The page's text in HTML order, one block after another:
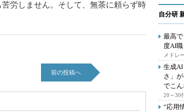
労しません。そして、無茶に頼らず時
前の投稿へ
自分研
最高
度AI
メドレ
生成AI
さ」
でこ
20～30
“応用